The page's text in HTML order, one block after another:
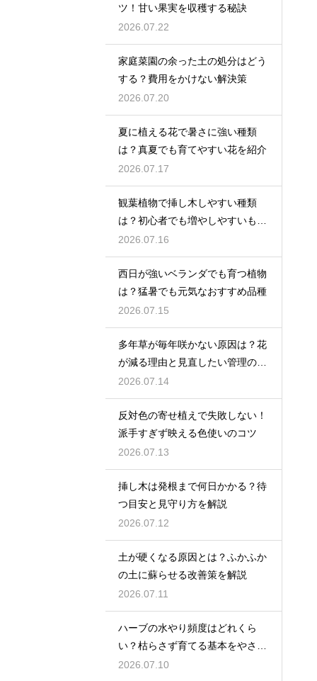
ツ！甘い果実を収穫する秘訣
2026.07.22
家庭菜園の余った土の処分はどう
する？費用をかけない解決策
2026.07.20
夏に植える花で暑さに強い種類
は？真夏でも育てやすい花を紹介
2026.07.17
観葉植物で挿し木しやすい種類
は？初心者でも増やしやすいもの
を紹介
2026.07.16
西日が強いベランダでも育つ植物
は？猛暑でも元気なおすすめ品種
2026.07.15
多年草が毎年咲かない原因は？花
が減る理由と見直したい管理のコ
ツ
2026.07.14
反対色の寄せ植えで失敗しない！
派手すぎず映える色使いのコツ
2026.07.13
挿し木は発根まで何日かかる？待
つ目安と見守り方を解説
2026.07.12
土が硬くなる原因とは？ふかふか
の土に蘇らせる改善策を解説
2026.07.11
ハーブの水やり頻度はどれくら
い？枯らさず育てる基本をやさし
く紹介
2026.07.10